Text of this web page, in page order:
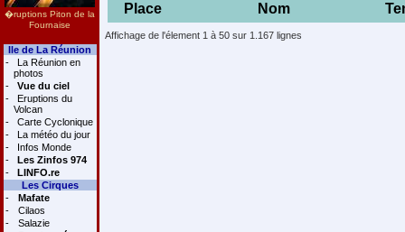
�ruptions Piton de la
Fournaise
Ile de La Réunion
-
La Réunion en
photos
-
Vue du ciel
-
Eruptions du
Volcan
-
Carte Cyclonique
-
La météo du jour
-
Infos Monde
-
Les Zinfos 974
-
LINFO.re
Les Cirques
-
Mafate
-
Cilaos
-
Salazie
Place Nom
Affichage de l'élement 1 à 50 sur 1.167 lignes